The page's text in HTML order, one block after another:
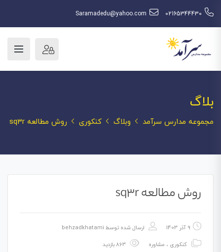
02165344430
Saramadedu@yahoo.com
بلاگ
مجموعه مدارس سرآمد وبلاگ کنکوری روش مطالعه sq3r
روش مطالعه sq3r
9 آذر 1403 ارسال شده توسط behzadkhatami
کنکوری ، مشاوره